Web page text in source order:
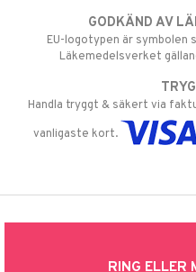
GODKÄND AV
EU-logotypen är symbolen
Läkemedelsverket
Handla tryggt & säkert via
vanligaste kort.
RING ELLER